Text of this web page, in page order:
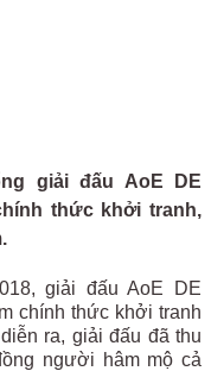
giải đấu AoE DE
thức khởi tranh,
giải đấu AoE DE
chính thức khởi tranh
ra, giải đấu đã thu
người hâm mộ cả